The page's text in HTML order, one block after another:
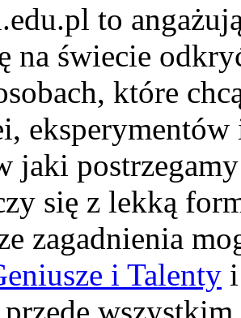
to
na świecie
które
jaki
się z lekką
zagadnienia
i Talenty